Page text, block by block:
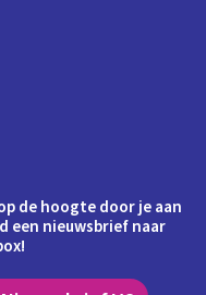
de hoogte door je aan
een nieuwsbrief naar